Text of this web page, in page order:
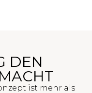
DEN
ist mehr als